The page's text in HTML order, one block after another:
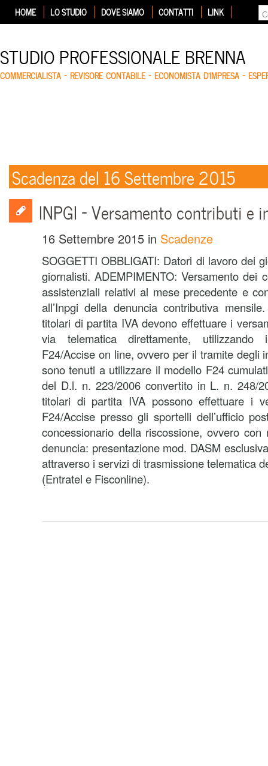
HOME LO STUDIO DOVE SIAMO CONTATTI LINK
STUDIO PROFESSIONALE BRENNA
COMMERCIALISTA – REVISORE CONTABILE – ECONOMISTA D'IMPRESA –
Scadenza del 16 Settembre 2015
INPGI – Versamento contributi e
16 Settembre 2015 in Scadenze
SOGGETTI OBBLIGATI: Datori di lavoro dei
giornalisti. ADEMPIMENTO: Versamento dei
assistenziali relativi al mese precedente e
all’Inpgi della denuncia contributiva
titolari di partita IVA devono effettuare i
via telematica direttamente, utilizzando
F24/Accise on line, ovvero per il tramite degli
sono tenuti a utilizzare il modello F24
del D.l. n. 223/2006 convertito in L. n. 248/
titolari di partita IVA possono effettuare i
F24/Accise presso gli sportelli dell’ufficio
concessionario della riscossione, ovvero con
denuncia: presentazione mod. DASM
attraverso i servizi di trasmissione telematica
(Entratel e Fisconline).